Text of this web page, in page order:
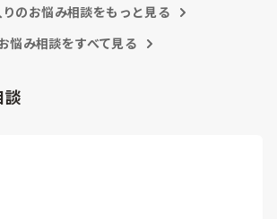
のお悩み相談をもっと見る
悩み相談をすべて見る
談